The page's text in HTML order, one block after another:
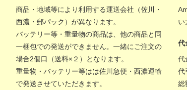
商品・地域等により利用する運送会社（佐川・
西濃・郵パック）が異なります。
バッテリー等・重量物の商品は、他の商品と同
一梱包での発送ができません。一緒にご注文の
場合2個口（送料×２）となります。
重量物・バッテリー等はは佐川急便・西濃運輸
で発送させていただきます。
い
代
代
代
総